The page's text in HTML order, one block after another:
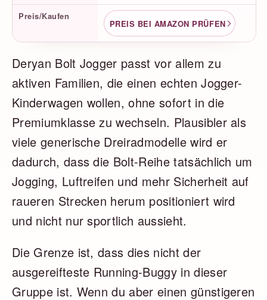
Preis/Kaufen
PREIS BEI AMAZON PRÜFEN
Deryan Bolt Jogger passt vor allem zu
aktiven Familien, die einen echten Jogger-
Kinderwagen wollen, ohne sofort in die
Premiumklasse zu wechseln. Plausibler als
viele generische Dreiradmodelle wird er
dadurch, dass die Bolt-Reihe tatsächlich um
Jogging, Luftreifen und mehr Sicherheit auf
raueren Strecken herum positioniert wird
und nicht nur sportlich aussieht.
Die Grenze ist, dass dies nicht der
ausgereifteste Running-Buggy in dieser
Gruppe ist. Wenn du aber einen günstigeren